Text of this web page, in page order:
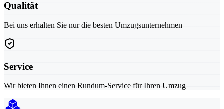
Qualität
Bei uns erhalten Sie nur die besten Umzugsunternehmen
Service
Wir bieten Ihnen einen Rundum-Service für Ihren Umzug